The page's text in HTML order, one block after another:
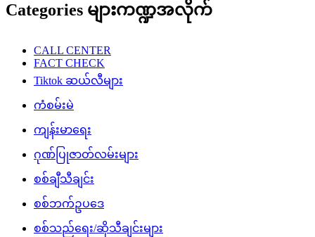
Categories များကဏ္ဍအလိုက်
CALL CENTER
FACT CHECK
Tiktok ဆယ်လီများ
ကံစမ်းမဲ
ကျန်းမာရေး
ဂုဏ်ပြုဇာတ်လမ်းများ
စစ်ချီသီချင်း
စစ်ဘက်ဥပဒေ
စစ်သည်ရေး/ဆိုသီချင်းများ